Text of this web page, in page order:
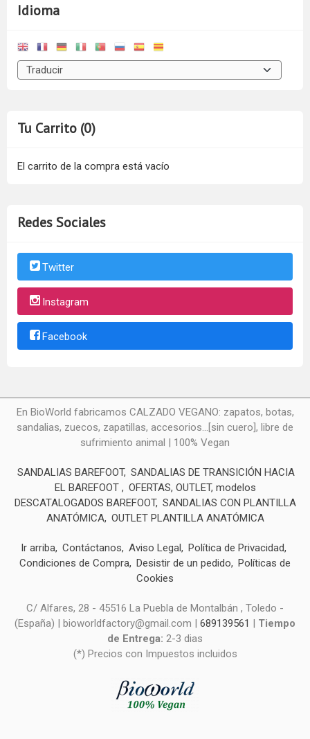
Idioma
Tu Carrito (0)
El carrito de la compra está vacío
Redes Sociales
Twitter
Instagram
Facebook
En BioWorld fabricamos CALZADO VEGANO: zapatos, botas,
sandalias, zuecos, zapatillas, accesorios...[sin cuero], libre de
sufrimiento animal | 100% Vegan
SANDALIAS BAREFOOT SANDALIAS DE TRANSICIÓN HACIA
EL BAREFOOT
OFERTAS, OUTLET, modelos
DESCATALOGADOS BAREFOOT SANDALIAS CON PLANTILLA
ANATÓMICA OUTLET PLANTILLA ANATÓMICA
Ir arriba Contáctanos Aviso Legal
Política de Privacidad
Condiciones de Compra Desistir de un pedido
Políticas de
Cookies
C/ Alfares, 28 - 45516 La Puebla de Montalbán , Toledo -
(España) | bioworldfactory@gmail.com | 689139561 | Tiempo
de Entrega: 2-3 dias
(*) Precios con Impuestos incluidos